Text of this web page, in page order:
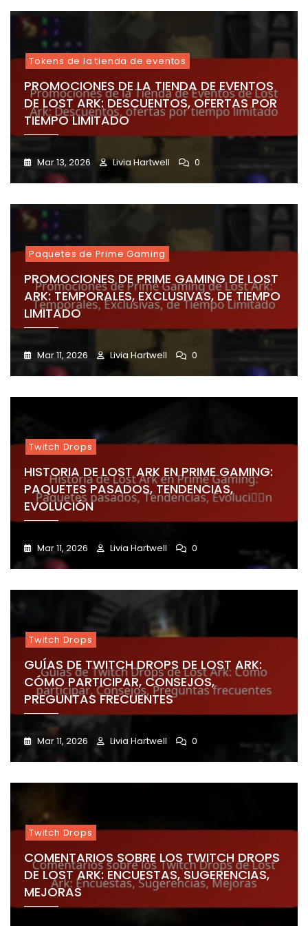
Tokens de la tienda de eventos
PROMOCIONES DE LA TIENDA DE EVENTOS
DE LOST ARK: DESCUENTOS, OFERTAS POR
TIEMPO LIMITADO
Mar 13, 2026 Livia Hartwell 0
Paquetes de Prime Gaming
PROMOCIONES DE PRIME GAMING DE LOST
ARK: TEMPORALES, EXCLUSIVAS, DE TIEMPO
LIMITADO
Mar 11, 2026 Livia Hartwell 0
Twitch Drops
HISTORIA DE LOST ARK EN PRIME GAMING:
PAQUETES PASADOS, TENDENCIAS,
EVOLUCIÓN
Mar 11, 2026 Livia Hartwell 0
Twitch Drops
GUÍAS DE TWITCH DROPS DE LOST ARK:
CÓMO PARTICIPAR, CONSEJOS,
PREGUNTAS FRECUENTES
Mar 11, 2026 Livia Hartwell 0
Twitch Drops
COMENTARIOS SOBRE LOS TWITCH DROPS
DE LOST ARK: ENCUESTAS, SUGERENCIAS,
MEJORAS